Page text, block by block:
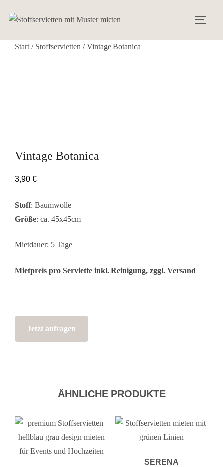
Inhalt
Start / Stoffservietten / Vintage Botanica
Vintage Botanica
3,90 €
Stoff: Baumwolle
Größe: ca. 45x45cm
Mietdauer: 5 Tage
Mietpreis pro Serviette inkl. Reinigung, zggl. Versand
Jetzt anfragen
ÄHNLICHE PRODUKTE
SERENA